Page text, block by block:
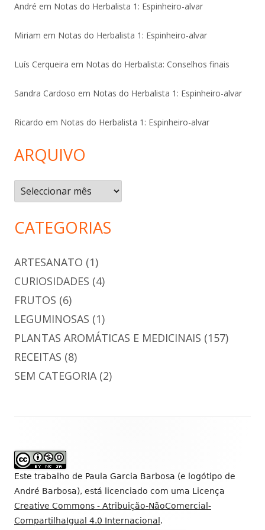
André em Notas do Herbalista 1: Espinheiro-alvar
Miriam em Notas do Herbalista 1: Espinheiro-alvar
Luís Cerqueira em Notas do Herbalista: Conselhos finais
Sandra Cardoso em Notas do Herbalista 1: Espinheiro-alvar
Ricardo em Notas do Herbalista 1: Espinheiro-alvar
ARQUIVO
Arquivo
CATEGORIAS
ARTESANATO (1)
CURIOSIDADES (4)
FRUTOS (6)
LEGUMINOSAS (1)
PLANTAS AROMÁTICAS E MEDICINAIS (157)
RECEITAS (8)
SEM CATEGORIA(2)
do
rodapé
Este trabalho de Paula Garcia Barbosa (e logótipo de
André Barbosa), está licenciado com uma Licença
Creative Commons - Atribuição-NãoComercial-
CompartilhaIgual 4.0 Internacional .